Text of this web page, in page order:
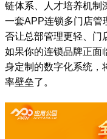
链体系、人才培养机制
一套APP连锁多门店管
否让总部管理更轻、门
如果你的连锁品牌正面
身定制的数字化系统，
率壁垒了。